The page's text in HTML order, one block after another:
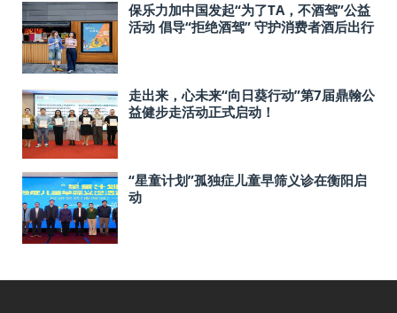
保乐力加中国发起“为了TA，不酒驾”公益
活动 倡导“拒绝酒驾” 守护消费者酒后出行
走出来，心未来“向日葵行动”第7届鼎翰公
益健步走活动正式启动！
“星童计划”孤独症儿童早筛义诊在衡阳启
动